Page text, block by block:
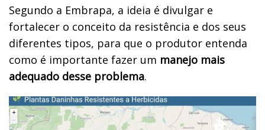
Segundo a Embrapa, a ideia é divulgar e
fortalecer o conceito da resistência e dos seus
diferentes tipos, para que o produtor entenda
como é importante fazer um manejo mais
adequado desse problema.